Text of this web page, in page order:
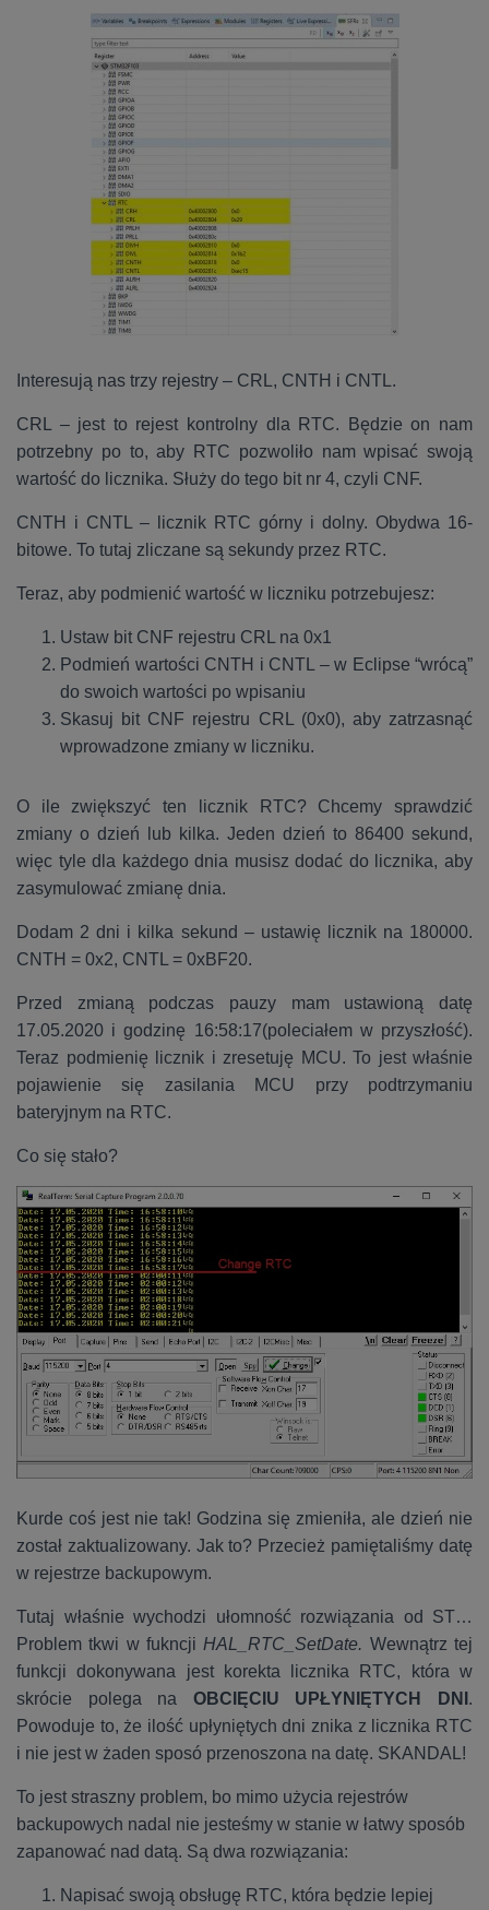
Interesują nas trzy rejestry – CRL, CNTH i CNTL.
CRL – jest to rejest kontrolny dla RTC. Będzie on nam
potrzebny po to, aby RTC pozwoliło nam wpisać swoją
wartość do licznika. Służy do tego bit nr 4, czyli CNF.
CNTH i CNTL – licznik RTC górny i dolny. Obydwa 16-
bitowe. To tutaj zliczane są sekundy przez RTC.
Teraz, aby podmienić wartość w liczniku potrzebujesz:
Ustaw bit CNF rejestru CRL na 0x1
Podmień wartości CNTH i CNTL – w Eclipse “wrócą”
do swoich wartości po wpisaniu
Skasuj bit CNF rejestru CRL (0x0), aby zatrzasnąć
wprowadzone zmiany w liczniku.
O ile zwiększyć ten licznik RTC? Chcemy sprawdzić
zmiany o dzień lub kilka. Jeden dzień to 86400 sekund,
więc tyle dla każdego dnia musisz dodać do licznika, aby
zasymulować zmianę dnia.
Dodam 2 dni i kilka sekund – ustawię licznik na 180000.
CNTH = 0x2, CNTL = 0xBF20.
Przed zmianą podczas pauzy mam ustawioną datę
17.05.2020 i godzinę 16:58:17(poleciałem w przyszłość).
Teraz podmienię licznik i zresetuję MCU. To jest właśnie
pojawienie się zasilania MCU przy podtrzymaniu
bateryjnym na RTC.
Co się stało?
Kurde coś jest nie tak! Godzina się zmieniła, ale dzień nie
został zaktualizowany. Jak to? Przecież pamiętaliśmy datę
w rejestrze backupowym.
Tutaj właśnie wychodzi ułomność rozwiązania od ST…
Problem tkwi w fukncji HAL_RTC_SetDate. Wewnątrz tej
funkcji dokonywana jest korekta licznika RTC, która w
skrócie polega na OBCIĘCIU UPŁYNIĘTYCH DNI .
Powoduje to, że ilość upłyniętych dni znika z licznika RTC
i nie jest w żaden sposó przenoszona na datę. SKANDAL!
To jest straszny problem, bo mimo użycia rejestrów
backupowych nadal nie jesteśmy w stanie w łatwy sposób
zapanować nad datą. Są dwa rozwiązania:
Napisać swoją obsługę RTC, która będzie lepiej